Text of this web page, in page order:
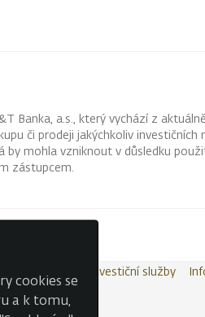
Banka, a.s., který vychází z
či prodeji jakýchkoliv
by mohla vzniknout v důsledku
zástupcem.
Investiční služby
cookies se
a k tomu,